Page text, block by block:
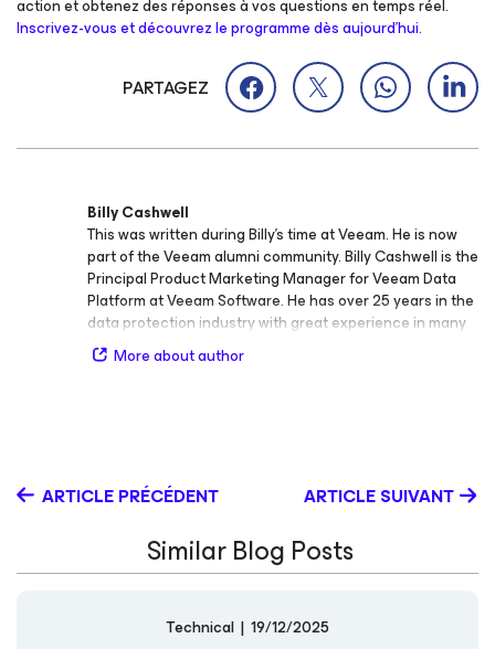
action et obtenez des réponses à vos questions en temps réel.
Inscrivez-vous et découvrez le programme dès aujourd’hui.
PARTAGEZ
Billy Cashwell
This was written during Billy's time at Veeam. He is now
part of the Veeam alumni community. Billy Cashwell is the
Principal Product Marketing Manager for Veeam Data
Platform at Veeam Software. He has over 25 years in the
data protection industry with great experience in many
roles ranging from IT admin, technical support, sales, and
product management- primarily focused around data
More about author
ARTICLE PRÉCÉDENT ARTICLE SUIVANT
Similar Blog Posts
Technical | 19/12/2025